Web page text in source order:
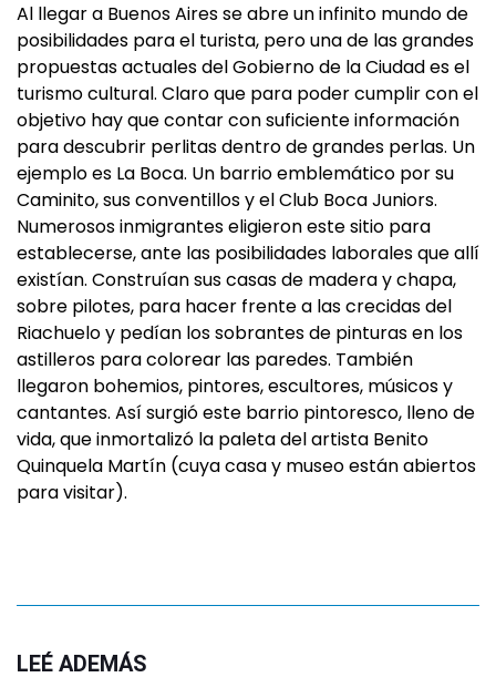
Al llegar a Buenos Aires se abre un infinito mundo de
posibilidades para el turista, pero una de las grandes
propuestas actuales del Gobierno de la Ciudad es el
turismo cultural. Claro que para poder cumplir con el
objetivo hay que contar con suficiente información
para descubrir perlitas dentro de grandes perlas. Un
ejemplo es La Boca. Un barrio emblemático por su
Caminito, sus conventillos y el Club Boca Juniors.
Numerosos inmigrantes eligieron este sitio para
establecerse, ante las posibilidades laborales que allí
existían. Construían sus casas de madera y chapa,
sobre pilotes, para hacer frente a las crecidas del
Riachuelo y pedían los sobrantes de pinturas en los
astilleros para colorear las paredes. También
llegaron bohemios, pintores, escultores, músicos y
cantantes. Así surgió este barrio pintoresco, lleno de
vida, que inmortalizó la paleta del artista Benito
Quinquela Martín (cuya casa y museo están abiertos
para visitar).
LEÉ ADEMÁS